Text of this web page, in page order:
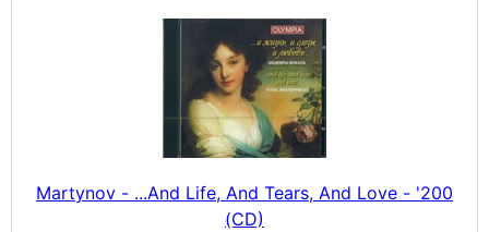
Martynov - ...And Life, And Tears, And Love - '200
(CD)